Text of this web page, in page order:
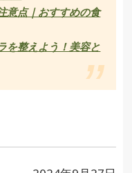
意点｜おすすめの食
を整えよう！美容と